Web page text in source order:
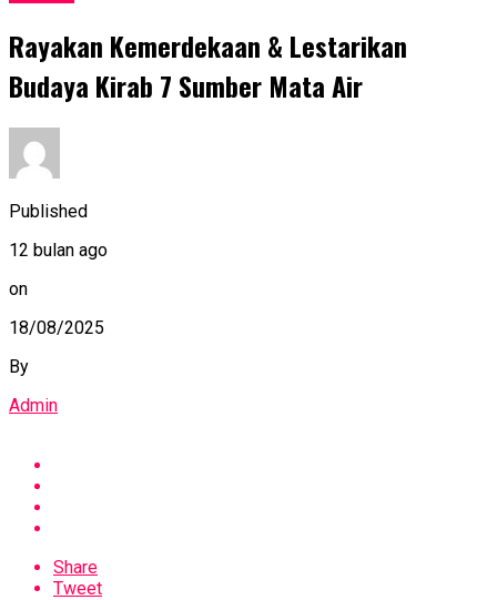
Rayakan Kemerdekaan & Lestarikan
Budaya Kirab 7 Sumber Mata Air
Published
12 bulan ago
on
18/08/2025
By
Admin
Share
Tweet